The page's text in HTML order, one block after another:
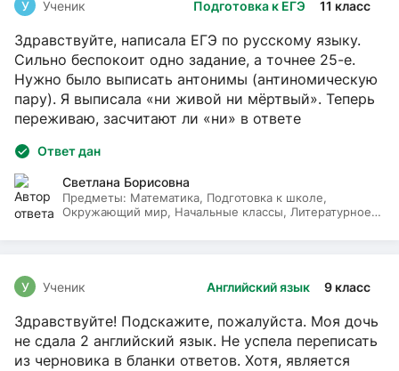
Подготовка к ЕГЭ 11 класс
У Ученик
Здравствуйте, написала ЕГЭ по русскому языку.
Сильно беспокоит одно задание, а точнее 25-е.
Нужно было выписать антонимы (антиномическую
пару). Я выписала «ни живой ни мёртвый». Теперь
переживаю, засчитают ли «ни» в ответе
Ответ дан
Светлана Борисовна
Предметы: Математика, Подготовка к школе,
Окружающий мир, Начальные классы, Литературное
Английский язык 9 класс
У Ученик
Здравствуйте! Подскажите, пожалуйста. Моя дочь
не сдала 2 английский язык. Не успела переписать
из черновика в бланки ответов. Хотя, является